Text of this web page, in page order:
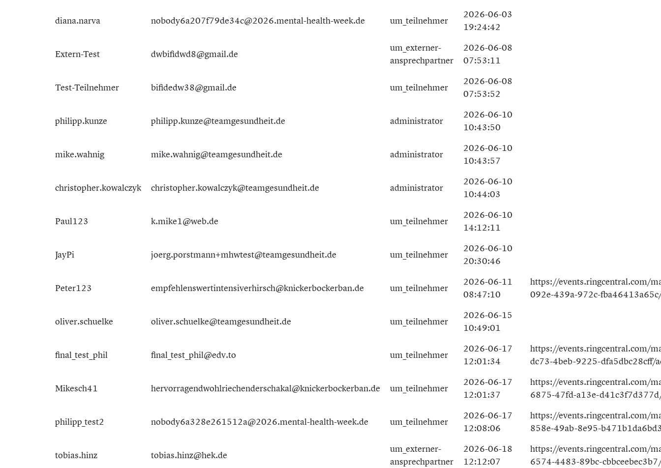
diana.narva nobody6a207f79de34c@2026.mental-health-week.de um_teilnehmer
2026-06-03
19:24:42
Extern-Test dwbifidwd8@gmail.de
um_externer-
ansprechpartner
2026-06-08
07:53:11
Test-Teilnehmer bifidedw38@gmail.de um_teilnehmer
2026-06-08
07:53:52
philipp.kunze philipp.kunze@teamgesundheit.de administrator
2026-06-10
10:43:50
mike.wahnig mike.wahnig@teamgesundheit.de administrator
2026-06-10
10:43:57
christopher.kowalczyk christopher.kowalczyk@teamgesundheit.de administrator
2026-06-10
10:44:03
Paul123 k.mike1@web.de um_teilnehmer
2026-06-10
14:12:11
JayPi joerg.porstmann+mhwtest@teamgesundheit.de um_teilnehmer
2026-06-10
20:30:46
Peter123 empfehlenswertintensiverhirsch@knickerbockerban.de um_teilnehmer
2026-06-11
08:47:10
https://events.ringcentral.com/
092e-439a-972c-
oliver.schuelke oliver.schuelke@teamgesundheit.de um_teilnehmer
2026-06-15
10:49:01
final_test_phil final_test_phil@edv.to um_teilnehmer
2026-06-17
12:01:34
https://events.ringcentral.com/
dc73-4beb-9225-dfa5dbc28cff/
Mikesch41 hervorragendwohlriechenderschakal@knickerbockerban.de um_teilnehmer
2026-06-17
12:01:37
https://events.ringcentral.com/
6875-47fd-a13e-
philipp_test2 nobody6a328e261512a@2026.mental-health-week.de um_teilnehmer
2026-06-17
12:08:06
https://events.ringcentral.com/
858e-49ab-8e95-
tobias.hinz tobias.hinz@hek.de
um_externer-
ansprechpartner
2026-06-18
12:12:07
https://events.ringcentral.com/
6574-4483-89bc-